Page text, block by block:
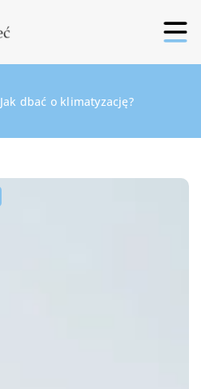
Jak dbać o klimatyzację?